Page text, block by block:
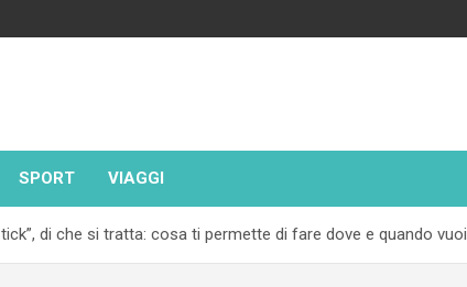
SPORT VIAGGI
di che si tratta: cosa ti permette di fare dove e quando vuoi